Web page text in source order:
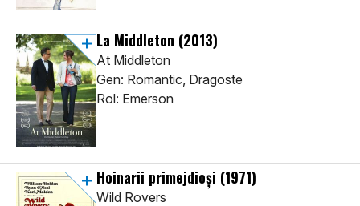
La Middleton (2013)
At Middleton
Gen: Romantic, Dragoste
Rol: Emerson
Hoinarii primejdioși (1971)
Wild Rovers